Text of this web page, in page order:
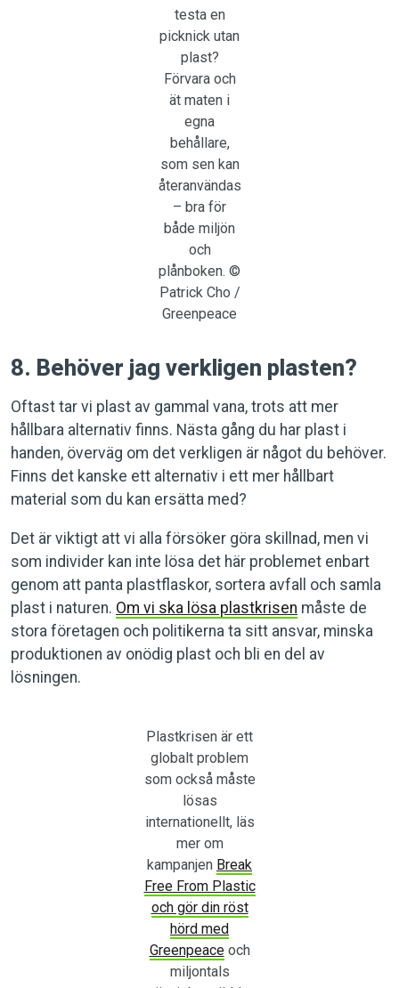
testa en
picknick utan
plast?
Förvara och
ät maten i
egna
behållare,
som sen kan
återanvändas
– bra för
både miljön
och
plånboken. ©
Patrick Cho /
Greenpeace
8. Behöver jag verkligen plasten?
Oftast tar vi plast av gammal vana, trots att mer
hållbara alternativ finns. Nästa gång du har plast i
handen, överväg om det verkligen är något du behöver.
Finns det kanske ett alternativ i ett mer hållbart
material som du kan ersätta med?
Det är viktigt att vi alla försöker göra skillnad, men vi
som individer kan inte lösa det här problemet enbart
genom att panta plastflaskor, sortera avfall och samla
plast i naturen. Om vi ska lösa plastkrisen måste de
stora företagen och politikerna ta sitt ansvar, minska
produktionen av onödig plast och bli en del av
lösningen.
Plastkrisen är ett
globalt problem
som också måste
lösas
internationellt, läs
mer om
kampanjen Break
Free From Plastic
och gör din röst
hörd med
Greenpeaceoch
miljontals